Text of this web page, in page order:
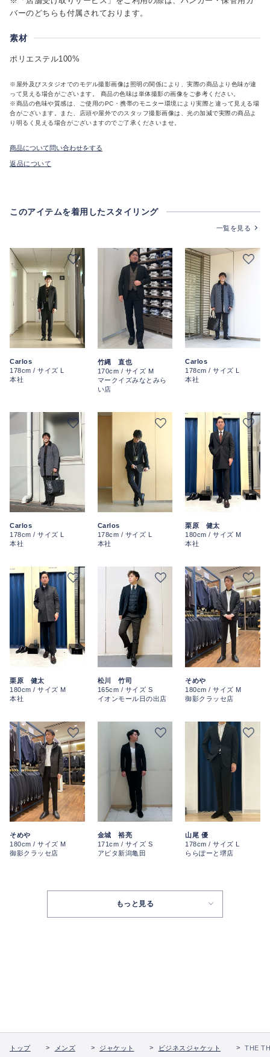
バーのどちらも付属されております。
素材
ポリエステル100%
※屋外及びスタジオでのモデル撮影画像は照明の関係により、実際の商品より色味が違
って見える場合がございます。 商品の色味は単体撮影の画像をご参考ください。
※商品の色味や質感は、ご使用のPC・携帯のモニター環境により実際と違って見える場
合がございます。また、店頭や屋外でのスタッフ撮影画像は、光の加減で実際の商品よ
り明るく見える場合がございますのでご了承くださいませ。
商品について問い合わせをする
返品について
このアイテムを着用したスタイリング
一覧を見る
Carlos
178cm / サイズ L
本社
竹縄 直也
170cm / サイズ M
マークイズみなとみら
い店
Carlos
178cm / サイズ L
本社
Carlos
178cm / サイズ L
本社
Carlos
178cm / サイズ L
本社
栗原 健太
180cm / サイズ M
本社
栗原 健太
180cm / サイズ M
本社
松川 竹司
165cm / サイズ S
イオンモール日の出店
そめや
180cm / サイズ M
御影クラッセ店
そめや
180cm / サイズ M
御影クラッセ店
金城 裕亮
171cm / サイズ S
アピタ新潟亀田
山尾 優
178cm / サイズ L
ららぽーと堺店
もっと見る
トップ メンズ ジャケット ビジネスジャケット THE